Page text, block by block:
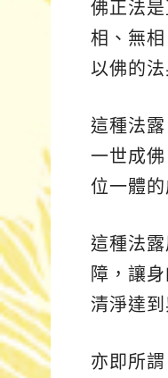
佛正法
相、無
以佛的
這種法
一世成
位一體的
這種法
障，讓
清淨達
亦即所謂